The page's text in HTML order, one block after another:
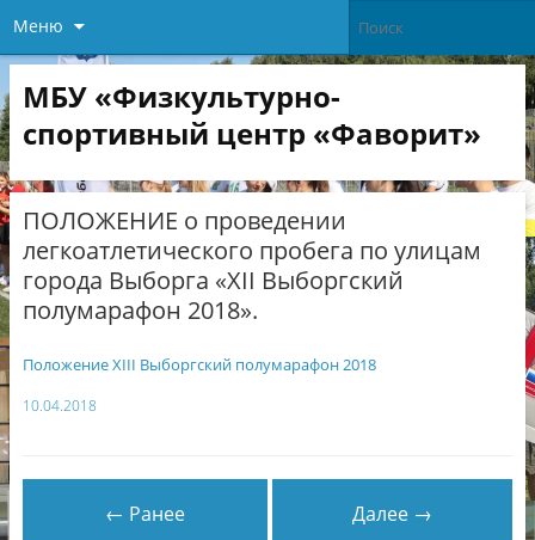
Меню
МБУ «Физкультурно-
спортивный центр «Фаворит»
ПОЛОЖЕНИЕ о проведении
легкоатлетического пробега по улицам
города Выборга «XII Выборгский
полумарафон 2018».
Положение XIII Выборгский полумарафон 2018
10.04.2018
← Ранее Далее →